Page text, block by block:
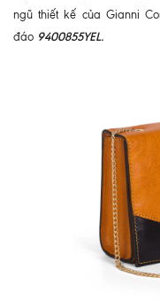
ngũ thiết kế của Gianni
đáo 9400855YEL.